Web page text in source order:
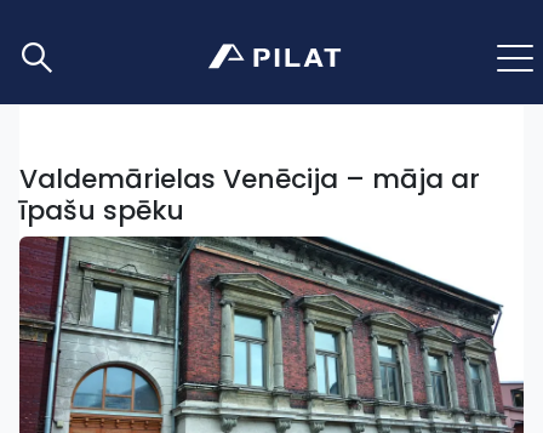
Valdemārielas Venēcija – māja ar
īpašu spēku